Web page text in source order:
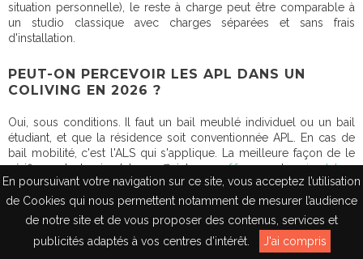
En poursuivant votre navigation sur ce site, vous acceptez l’utilisation
de Cookies qui nous permettent notamment de mesurer l’audience
de notre site et de vous proposer des contenus, services et
publicités adaptés à vos centres d’intérêt.
J'ai compris
situation personnelle), le reste à charge peut être comparable à
un studio classique avec charges séparées et sans frais
d'installation.
PEUT-ON PERCEVOIR LES APL DANS UN
COLIVING EN 2026 ?
Oui, sous conditions. Il faut un bail meublé individuel ou un bail
étudiant, et que la résidence soit conventionnée APL. En cas de
bail mobilité, c'est l'ALS qui s'applique. La meilleure façon de le
vérifier reste le simulateur officiel surcaf.fr, ou notresimulateur
APL.
LES ÉTUDIANTS ERASMUS PEUVENT-ILS
S'INSTALLER EN COLIVING ?